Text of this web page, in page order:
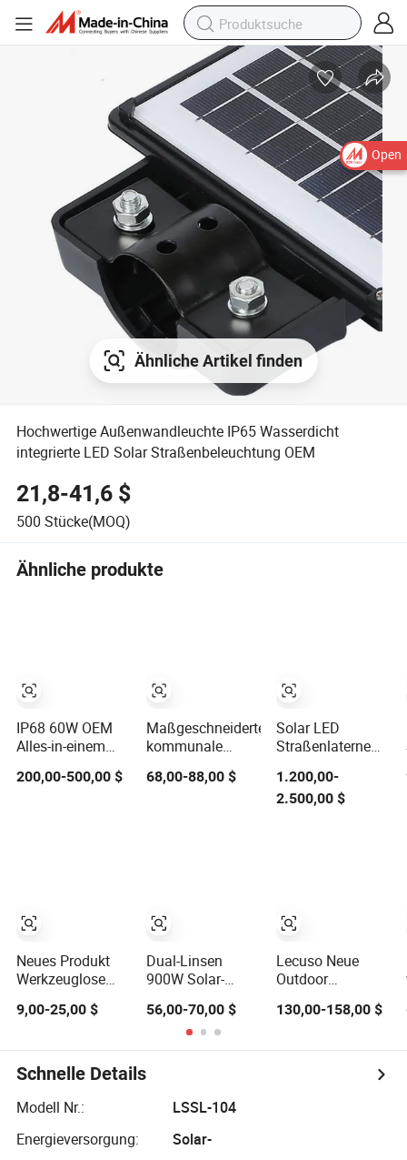
Open
Ähnliche Artikel finden
Hochwertige Außenwandleuchte IP65 Wasserdicht
integrierte LED Solar Straßenbeleuchtung OEM
21,8-41,6 $
500 Stücke(MOQ)
Ähnliche produkte
IP68 60W OEM
Alles-in-einem
Außen-Solar-LED-
Sensor-
200,00-500,00 $
Neues Produkt
Werkzeuglose
All-in-One Solar-
für Straßen
9,00-25,00 $
Maßgeschneiderte
kommunale
Projekt Hochlicht
LED-Modul Solar-
68,00-88,00 $
Dual-Linsen
900W Solar-
mit CCTV 6
Millionen Pixel
Solar-LED-
Eseecloud
56,00-70,00 $
Solar LED
Straßenlaterne
smarter
multifunktionaler
1.200,00-
2.500,00 $
Lecuso Neue
Outdoor
30W 60W 80W
150W Integrierte
130,00-158,00 $
Schnelle Details
Modell Nr.:
LSSL-104
Energieversorgung:
Solar-